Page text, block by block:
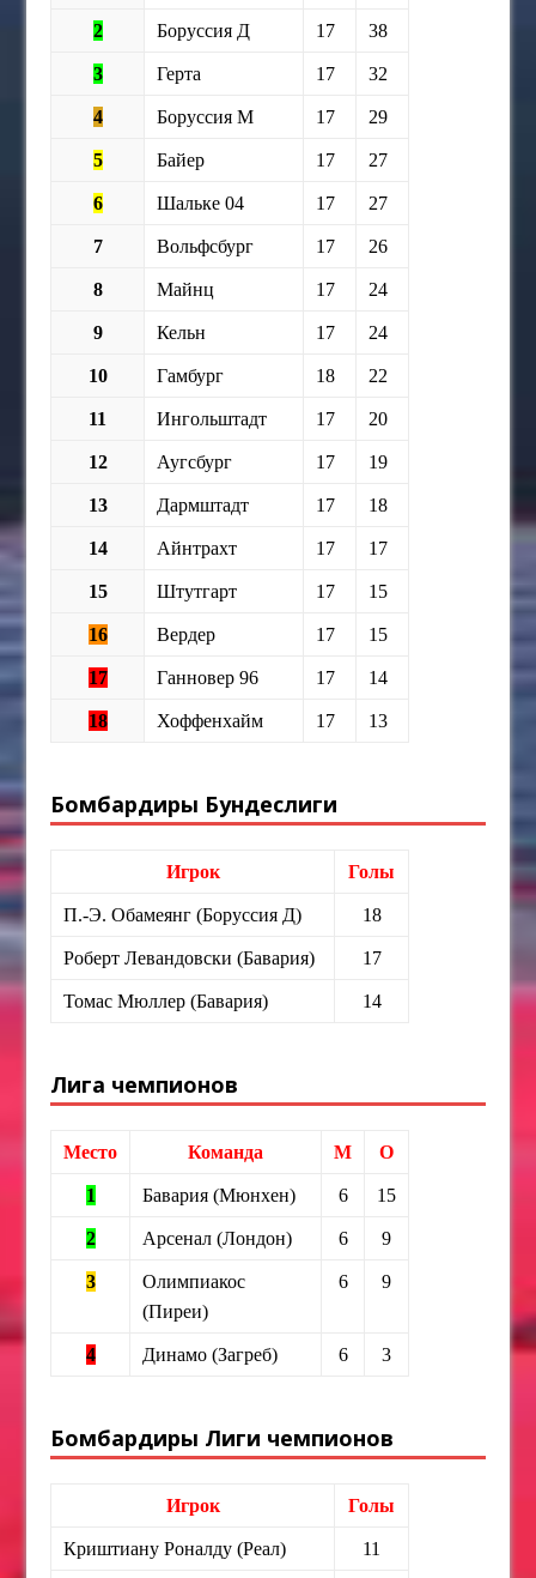
2 Боруссия Д 17 38
3 Герта 17 32
4 Боруссия М 17 29
5 Байер 17 27
6 Шальке 04 17 27
7 Вольфсбург 17 26
8 Майнц 17 24
9 Кельн 17 24
10 Гамбург 18 22
11 Ингольштадт 17 20
12 Аугсбург 17 19
13 Дармштадт 17 18
14 Айнтрахт 17 17
15 Штутгарт 17 15
16 Вердер 17 15
17 Ганновер 96 17 14
18 Хоффенхайм 17 13
Бомбардиры Бундеслиги
Игрок Голы
П.-Э. Обамеянг (Боруссия Д) 18
Роберт Левандовски (Бавария) 17
Томас Мюллер (Бавария) 14
Лига чемпионов
Место Команда М О
1 Бавария (Мюнхен) 6 15
2 Арсенал (Лондон) 6 9
3
Олимпиакос
(Пиреи)
6 9
4 Динамо (Загреб) 6 3
Бомбардиры Лиги чемпионов
Игрок Голы
Криштиану Роналду (Реал) 11